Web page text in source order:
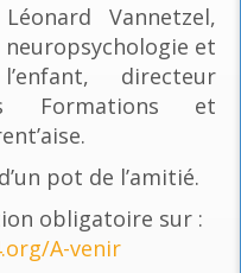
Vannetzel,
neuropsychologie et
directeur
Formations et
pot de l’amitié.
obligatoire sur :
A-venir